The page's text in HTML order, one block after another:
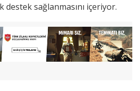
destek sağlanmasını içeriyor.